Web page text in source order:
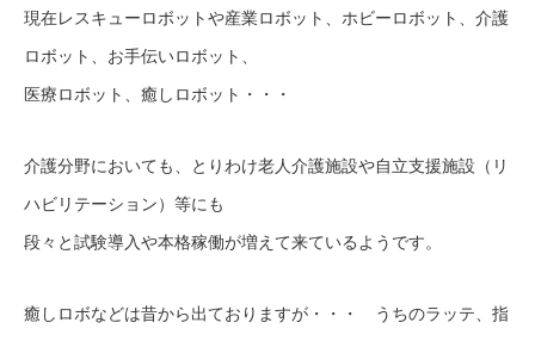
現在レスキューロボットや産業ロボット、ホビーロボット、介護
ロボット、お手伝いロボット、
医療ロボット、癒しロボット・・・
介護分野においても、とりわけ老人介護施設や自立支援施設（リ
ハビリテーション）等にも
段々と試験導入や本格稼働が増えて来ているようです。
癒しロボなどは昔から出ておりますが・・・ うちのラッテ、指